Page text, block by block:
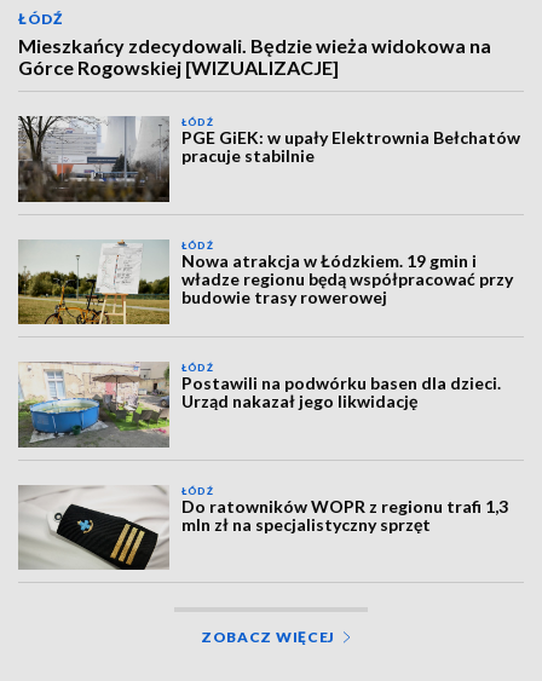
ŁÓDŹ
Mieszkańcy zdecydowali. Będzie wieża widokowa na
Górce Rogowskiej [WIZUALIZACJE]
ŁÓDŹ
PGE GiEK: w upały Elektrownia Bełchatów
pracuje stabilnie
ŁÓDŹ
Nowa atrakcja w Łódzkiem. 19 gmin i
władze regionu będą współpracować przy
budowie trasy rowerowej
ŁÓDŹ
Postawili na podwórku basen dla dzieci.
Urząd nakazał jego likwidację
ŁÓDŹ
Do ratowników WOPR z regionu trafi 1,3
mln zł na specjalistyczny sprzęt
ZOBACZ WIĘCEJ